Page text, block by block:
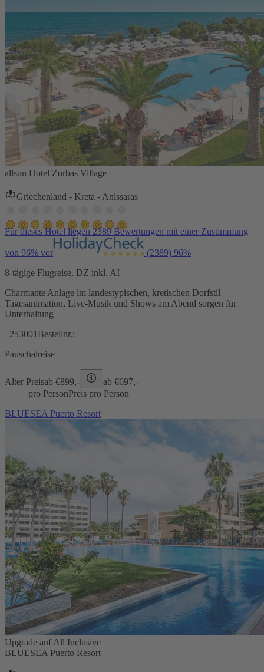
allsun Hotel Zorbas Village
Griechenland - Kreta - Anissaras
Für dieses Hotel liegen 2389 Bewertungen mit einer Zustimmung
von 96% vor (2389) 96%
8-tägige Flugreise, DZ inkl. AI
Charmante Anlage im landestypischen, kretischen Dorfstil
Tagesanimation, Live-Musik und Shows am Abend sorgen für
Unterhaltung
253001 Bestellnr.:
Pauschalreise
Alter Preisab €899,- ab €697,-
pro PersonPreis pro Person
BLUESEA Puerto Resort
Upgrade auf All Inclusive
BLUESEA Puerto Resort